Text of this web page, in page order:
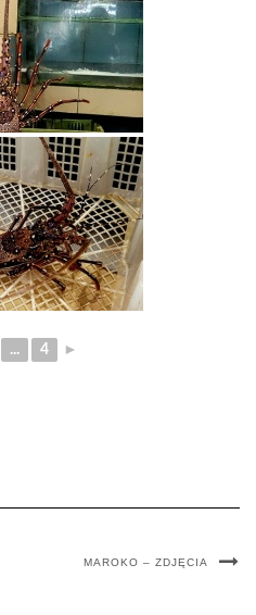
... 4 ►
MAROKO – ZDJĘCIA